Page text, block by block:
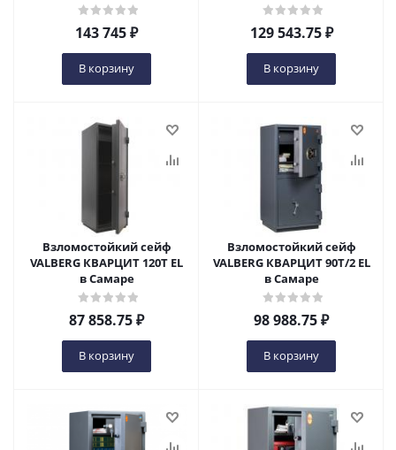
143 745₽
В корзину
129 543.75₽
В корзину
Взломостойкий сейф
VALBERG КВАРЦИТ 120Т EL
в Самаре
87 858.75₽
В корзину
Взломостойкий сейф
VALBERG КВАРЦИТ 90Т/2 EL
в Самаре
98 988.75₽
В корзину